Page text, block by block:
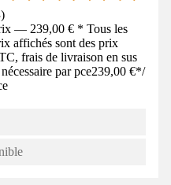
)
— 239,00 € * Tous les
affichés sont des prix
frais de livraison en sus
par pce239,00 €*/